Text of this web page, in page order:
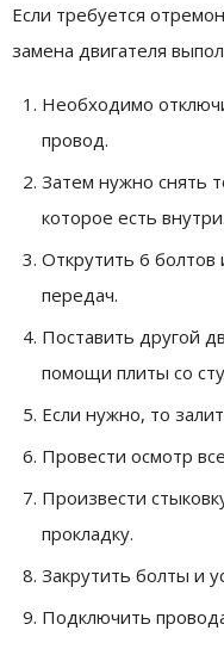
Если требуется
замена двигателя
Необходимо
провод.
Затем нужно снять
которое есть внутри.
Открутить 6 болтов
передач.
Поставить другой
помощи плиты со
Если нужно, то
Провести осмотр
Произвести
прокладку.
Закрутить болты и
Подключить